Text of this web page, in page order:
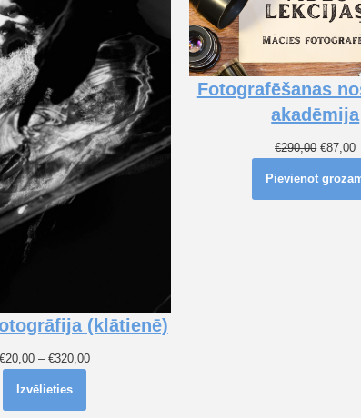
(klātienē)
€20,00 – €320,00
Izvēlieties
Fotografēšanas
akadēmija
€290,00 €87,00
Pievienot